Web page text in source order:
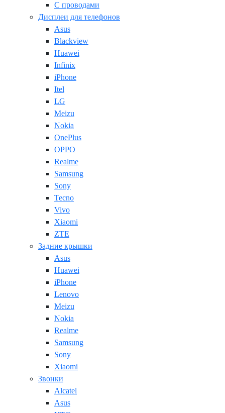
С проводами
Дисплеи для телефонов
Asus
Blackview
Huawei
Infinix
iPhone
Itel
LG
Meizu
Nokia
OnePlus
OPPO
Realme
Samsung
Sony
Tecno
Vivo
Xiaomi
ZTE
Задние крышки
Asus
Huawei
iPhone
Lenovo
Meizu
Nokia
Realme
Samsung
Sony
Xiaomi
Звонки
Alcatel
Asus